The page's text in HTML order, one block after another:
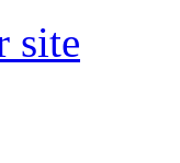
site